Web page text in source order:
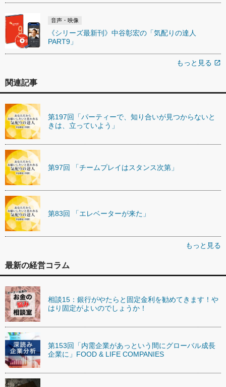
音声・映像
《シリーズ最新刊》中谷彰宏の「気配りの達人
PART9」
もっと見る open_in_new
関連記事
第197回「パーティーで、知り合いが見つからないと
きは、立っていよう」
第97回 「チームプレイはスタンス次第」
第83回 「エレベーターが来た」
もっと見る
最新の経営コラム
相談15：銀行がやたらと固定金利を勧めてきます！や
はり固定がよいのでしょうか！
第153回「内需企業があっという間にグローバル成長
企業に」FOOD & LIFE COMPANIES